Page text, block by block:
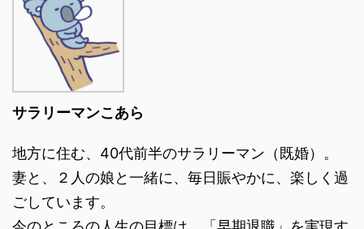
サラリーマンこあら
地方に住む、40代前半のサラリーマン（既婚）。
妻と、２人の娘と一緒に、毎日賑やかに、楽しく過
ごしています。